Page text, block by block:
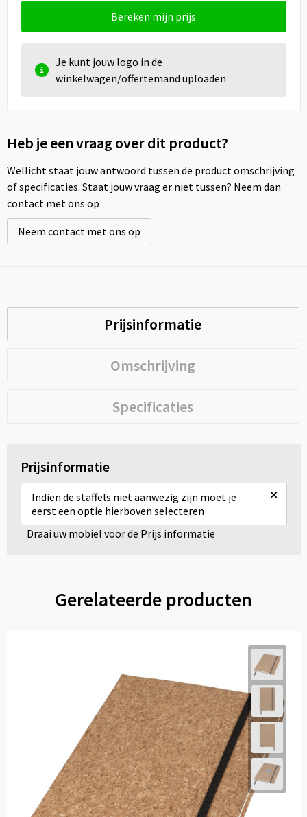
Bereken mijn prijs
Je kunt jouw logo in de
winkelwagen/offertemand uploaden
Heb je een vraag over dit product?
Wellicht staat jouw antwoord tussen de product omschrijving
of specificaties. Staat jouw vraag er niet tussen? Neem dan
contact met ons op
Neem contact met ons op
Prijsinformatie
Omschrijving
Specificaties
Prijsinformatie
Indien de staffels niet aanwezig zijn moet je
eerst een optie hierboven selecteren
×
Draai uw mobiel voor de Prijs informatie
Gerelateerde producten